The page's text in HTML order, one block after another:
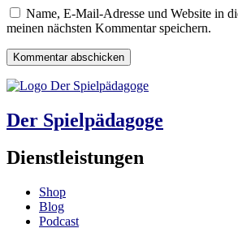
Name, E-Mail-Adresse und Website in
meinen nächsten Kommentar speichern.
Der Spielpädagoge
Dienstleistungen
Shop
Blog
Podcast